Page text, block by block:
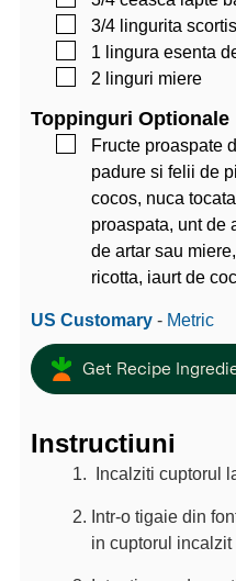
▢
3/4 lingurita
▢
1 lingura esenta
▢
2 linguri miere
Toppinguri Optionale
▢
Fructe proaspate
padure si felii de
cocos, nuca
proaspata, unt de
de artar sau
ricotta, iaurt de
US Customary- Metric
Get Recipe
Instructiuni
Incalziti cuptorul
Intr-o tigaie din
in cuptorul incalzit